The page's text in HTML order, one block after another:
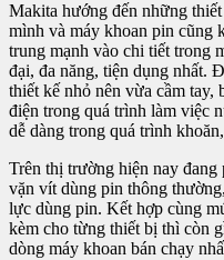
Makita hướng đến những
mình và máy khoan pin cũng
trung mạnh vào chi tiết trong
đại, đa năng, tiện dụng nhất.
thiết kế nhỏ nên vừa cầm tay,
điện trong quá trình làm việc
dễ dàng trong quá trình
Trên thị trường hiện nay
vặn vít dùng pin thông
lực dùng pin. Kết hợp cùng
kèm cho từng thiết bị thì còn
dòng máy khoan bán chạy